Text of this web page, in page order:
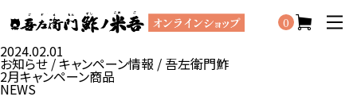
0
2024.02.01
お知らせ / キャンペーン情報 / 吾左衛門鮓
2月キャンペーン商品
NEWS